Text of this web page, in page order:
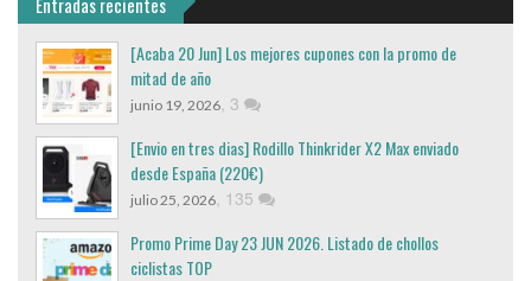
[Acaba 20 Jun] Los mejores cupones con la promo de
mitad de año
junio 19, 2026, 3
[Envio en tres dias] Rodillo Thinkrider X2 Max enviado
desde España (220€)
julio 25, 2026, 135
Promo Prime Day 23 JUN 2026. Listado de chollos
ciclistas TOP